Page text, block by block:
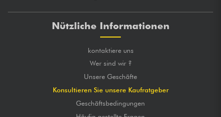
Nützliche Informationen
kontaktiere uns
Wer sind wir ?
Unsere Geschäfte
Konsultieren Sie unsere Kaufratgeber
Geschäftsbedingungen